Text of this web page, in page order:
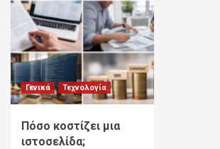
Γενικά Τεχνολογία
Πόσο κοστίζει μια
ιστοσελίδα;